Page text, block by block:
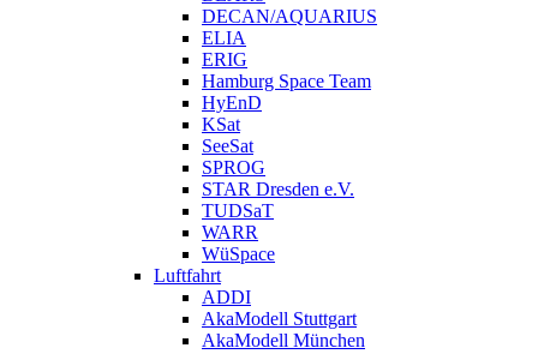
DECAN/AQUARIUS
ELIA
ERIG
Hamburg Space Team
HyEnD
KSat
SeeSat
SPROG
STAR Dresden e.V.
TUDSaT
WARR
WüSpace
Luftfahrt
ADDI
AkaModell Stuttgart
AkaModell München